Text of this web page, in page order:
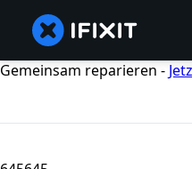
Gemeinsam reparieren -